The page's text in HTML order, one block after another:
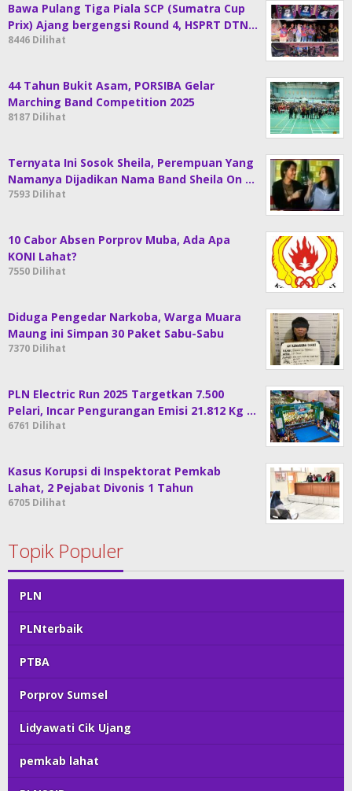
Bawa Pulang Tiga Piala SCP (Sumatra Cup
Prix) Ajang bergengsi Round 4, HSPRT DTN…
8446 Dilihat
44 Tahun Bukit Asam, PORSIBA Gelar
Marching Band Competition 2025
8187 Dilihat
Ternyata Ini Sosok Sheila, Perempuan Yang
Namanya Dijadikan Nama Band Sheila On …
7593 Dilihat
10 Cabor Absen Porprov Muba, Ada Apa
KONI Lahat?
7550 Dilihat
Diduga Pengedar Narkoba, Warga Muara
Maung ini Simpan 30 Paket Sabu-Sabu
7370 Dilihat
PLN Electric Run 2025 Targetkan 7.500
Pelari, Incar Pengurangan Emisi 21.812 Kg …
6761 Dilihat
Kasus Korupsi di Inspektorat Pemkab
Lahat, 2 Pejabat Divonis 1 Tahun
6705 Dilihat
Topik Populer
PLN
PLNterbaik
PTBA
Porprov Sumsel
Lidyawati Cik Ujang
pemkab lahat